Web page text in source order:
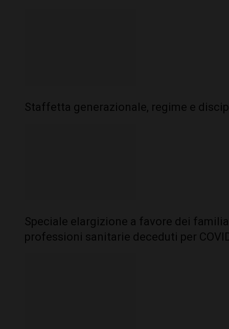
Staffetta generazionale, regime e
Speciale elargizione a favore dei
professioni sanitarie deceduti per